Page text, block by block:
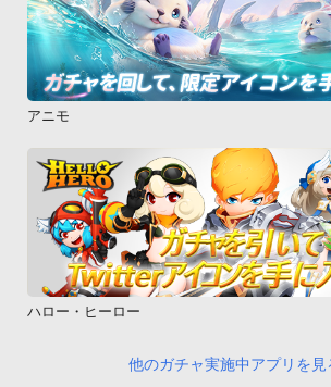
アニモ
ハロー・ヒーロー
他のガチャ実施中アプリを見